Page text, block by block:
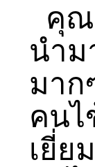
คุณ
นำม
มาก
คนไ
เยี่ย